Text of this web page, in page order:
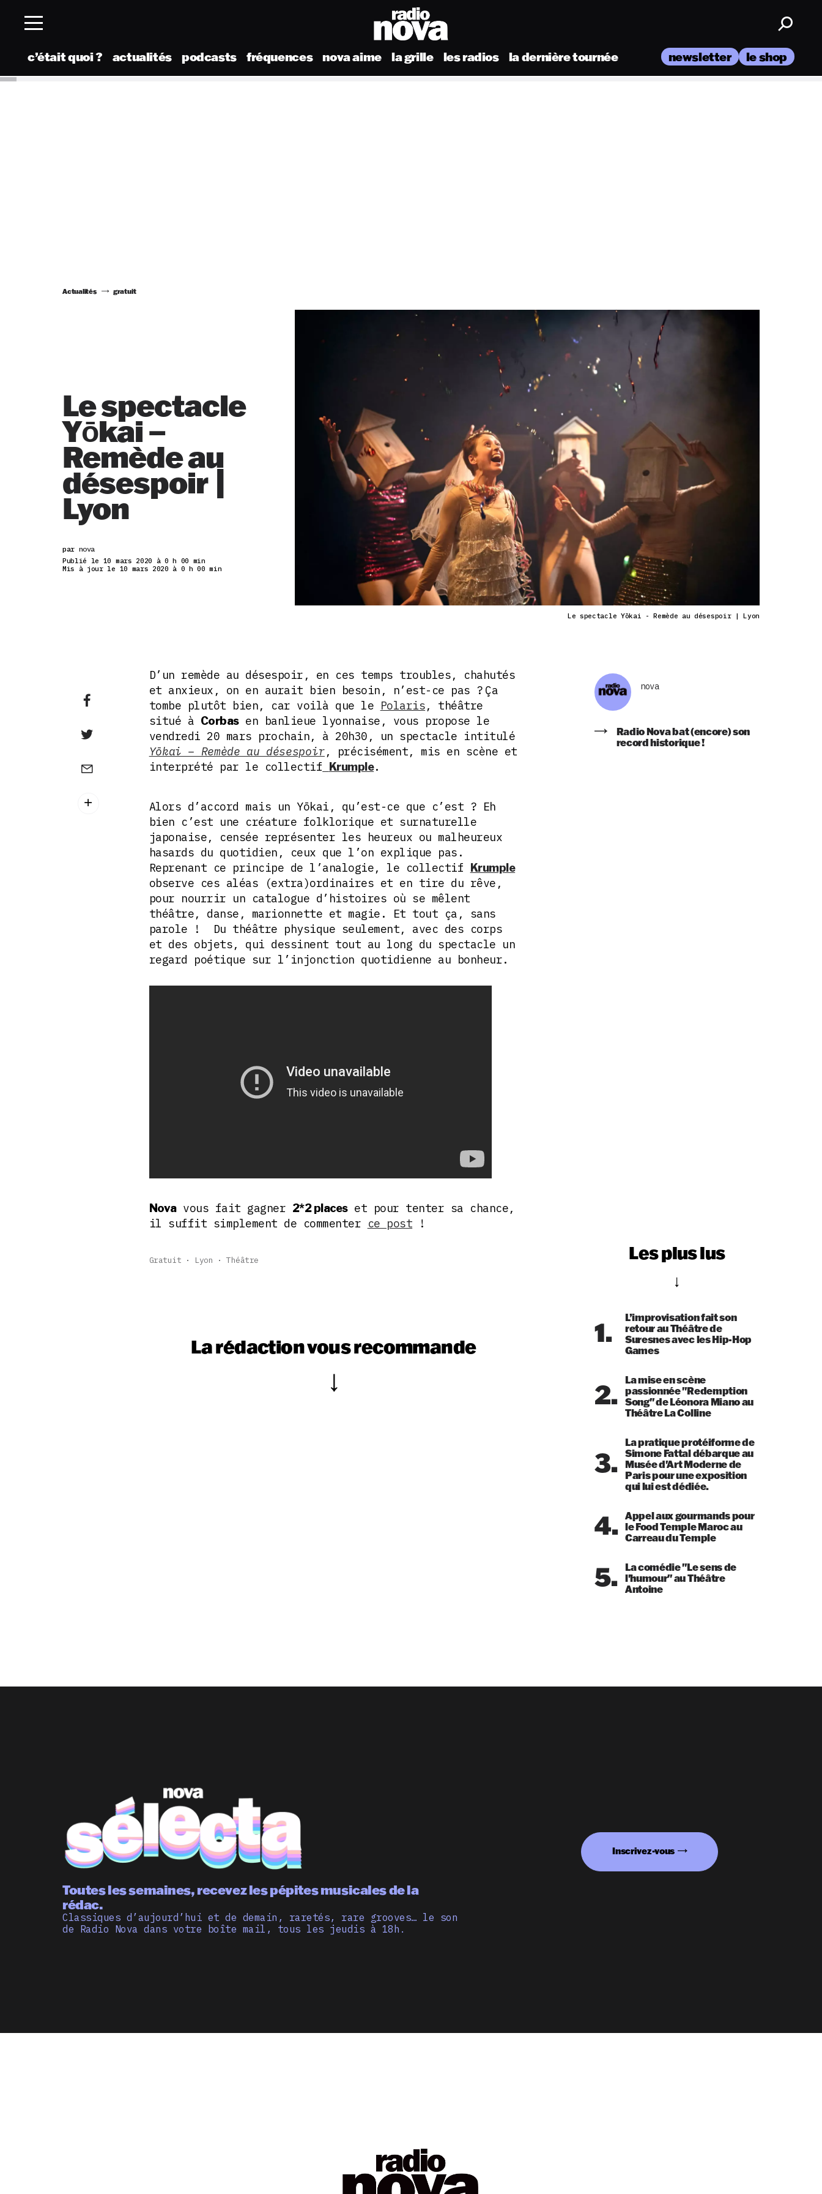
c’était quoi ? actualités podcasts fréquences nova aime la grille les radios la dernière tournée newsletter le shop
Actualités gratuit
Le spectacle
Yōkai –
Remède au
désespoir |
Lyon
par nova
Publié le 10 mars 2020 à 0 h 00 min
Mis à jour le 10 mars 2020 à 0 h 00 min
Le spectacle Yōkai - Remède au désespoir | Lyon
D’un remède au désespoir, en ces temps troubles, chahutés
et anxieux, on en aurait bien besoin, n’est-ce pas ? Ça
tombe plutôt bien, car voilà que le Polaris, théâtre
situé à Corbasen banlieue lyonnaise, vous propose le
vendredi 20 mars prochain, à 20h30, un spectacle intitulé
Yōkai – Remède au désespoir, précisément, mis en scène et
interprété par le collectif
Krumple.
Alors d’accord mais un Yōkai, qu’est-ce que c’est ? Eh
bien c’est une créature folklorique et surnaturelle
japonaise, censée représenter les heureux ou malheureux
hasards du quotidien, ceux que l’on explique pas.
Reprenant ce principe de l’analogie, le collectif
Krumple
observe ces aléas (extra)ordinaires et en tire du rêve,
pour nourrir un catalogue d’histoires où se mêlent
théâtre, danse, marionnette et magie. Et tout ça, sans
parole ! Du théâtre physique seulement, avec des corps
et des objets, qui dessinent tout au long du spectacle un
regard poétique sur l’injonction quotidienne au bonheur.
Novavous fait gagner 2*2 placeset pour tenter sa chance,
il suffit simplement de commenter ce post !
Gratuit Lyon Théâtre
La rédaction vous recommande
nova
Radio Nova bat (encore) son
record historique !
Les plus lus
1.
L’improvisation fait son
retour au Théâtre de
Suresnes avec les Hip-Hop
Games
2. La mise en scène
passionnée "Redemption
Song" de Léonora Miano au
Théâtre La Colline
3.
La pratique protéiforme de
Simone Fattal débarque au
Musée d'Art Moderne de
Paris pour une exposition
qui lui est dédiée.
4. Appel aux gourmands pour
le Food Temple Maroc au
Carreau du Temple
5. La comédie "Le sens de
l'humour" au Théâtre
Antoine
Toutes les semaines, recevez les pépites musicales de la
rédac.
Classiques d’aujourd’hui et de demain, raretés, rare grooves… le son
de Radio Nova dans votre boîte mail, tous les jeudis à 18h.
Inscrivez-vous